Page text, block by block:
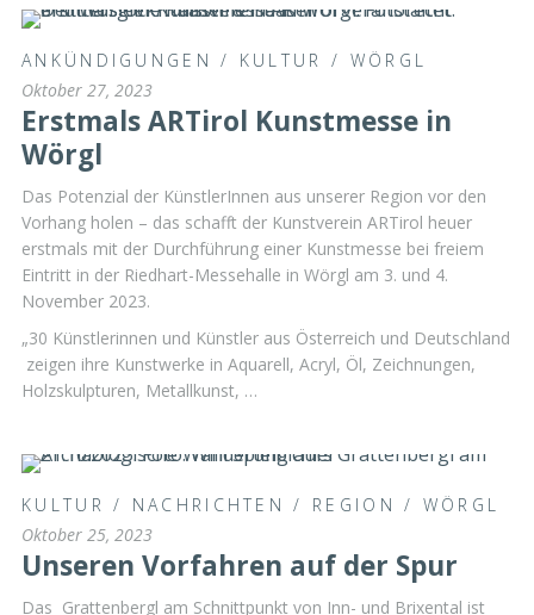
ANKÜNDIGUNGEN / KULTUR / WÖRGL
Oktober 27, 2023
Erstmals ARTirol Kunstmesse in
Wörgl
Das Potenzial der KünstlerInnen aus unserer Region vor den
Vorhang holen – das schafft der Kunstverein ARTirol heuer
erstmals mit der Durchführung einer Kunstmesse bei freiem
Eintritt in der Riedhart-Messehalle in Wörgl am 3. und 4.
November 2023.
„30 Künstlerinnen und Künstler aus Österreich und Deutschland
zeigen ihre Kunstwerke in Aquarell, Acryl, Öl, Zeichnungen,
Holzskulpturen, Metallkunst, …
KULTUR / NACHRICHTEN / REGION / WÖRGL
Oktober 25, 2023
Unseren Vorfahren auf der Spur
Das Grattenbergl am Schnittpunkt von Inn- und Brixental ist